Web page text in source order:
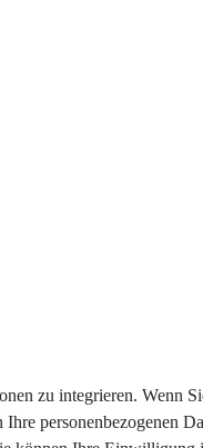
zu integrieren. Wenn
personenbezogenen